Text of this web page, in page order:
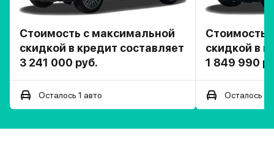
Стоимость с максимальной
скидкой в кредит составляет
3 241 000 руб.
Осталось 1 авто
Стоимость
скидкой в
1 849 990
Осталось 1